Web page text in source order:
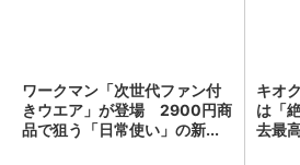
ワークマン「次世代ファン付
きウエア」が登場 2900円商
品で狙う「日常使い」の新...
キオ
は「
去最